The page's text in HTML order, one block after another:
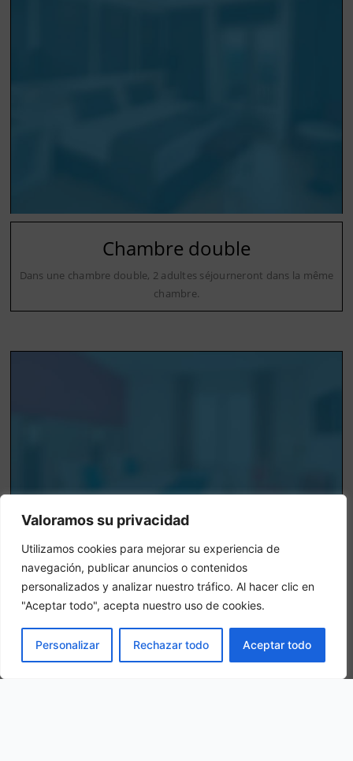
Valoramos su privacidad
Utilizamos cookies para mejorar su experiencia de
navegación, publicar anuncios o contenidos
personalizados y analizar nuestro tráfico. Al hacer clic en
"Aceptar todo", acepta nuestro uso de cookies.
Personalizar Rechazar todo Aceptar todo
Chambre double
Dans une chambre double, 2 adultes séjourneront dans la même
chambre.
Chambre triple
Dans une chambre triple, 3 adultes sont logés dans la même
chambre.
LIVRE